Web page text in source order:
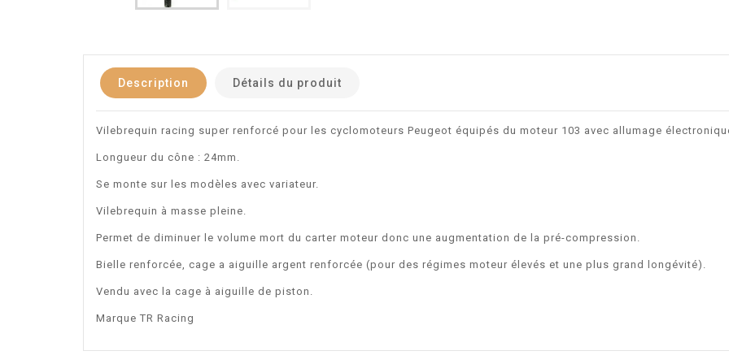
Description Détails du produit
Vilebrequin racing super renforcé pour les cyclomoteurs Peugeot équipés du moteur 103 avec allumage
Longueur du cône : 24mm.
Se monte sur les modèles avec variateur.
Vilebrequin à masse pleine.
Permet de diminuer le volume mort du carter moteur donc une augmentation de la pré-compression.
Bielle renforcée, cage a aiguille argent renforcée (pour des régimes moteur élevés et une plus grand longévité).
Vendu avec la cage à aiguille de piston.
Marque TR Racing